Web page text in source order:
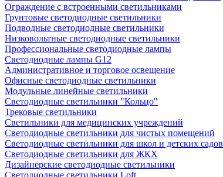
Ограждение с встроенными светильниками
Грунтовые светодиодные светильники
Подводные светодиодные светильники
Низковольтные светодиодные светильники
Профессиональные светодиодные лампы
Светодиодные лампы G12
Административное и торговое освещение
Офисные светодиодные светильники
Модульные линейные светильники
Светодиодные светильники "Кольцо"
Трековые светильники
Светильники для медицинских учреждений
Светодиодные светильники для чистых помещений
Светодиодные светильники для школ и детских садов
Светодиодные светильники для ЖКХ
Дизайнерские светодиодные светильники
Светодиодные светильники Loft